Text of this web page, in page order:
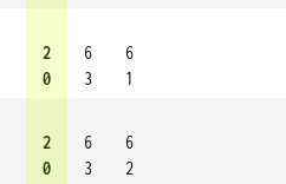
2
0
6
3
6
1
2
0
6
3
6
2